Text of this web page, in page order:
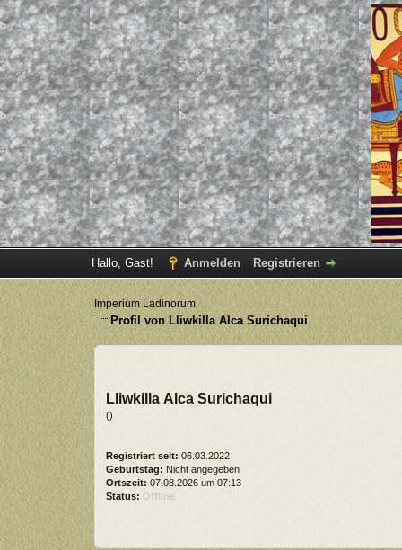
Hallo, Gast! Anmelden Registrieren
Imperium Ladinorum
Profil von Lliwkilla Alca Surichaqui
Lliwkilla Alca Surichaqui
()
Registriert seit: 06.03.2022
Geburtstag: Nicht angegeben
Ortszeit: 07.08.2026 um 07:13
Status: Offline